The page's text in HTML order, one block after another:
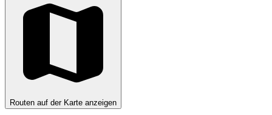
Routen auf der Karte anzeigen